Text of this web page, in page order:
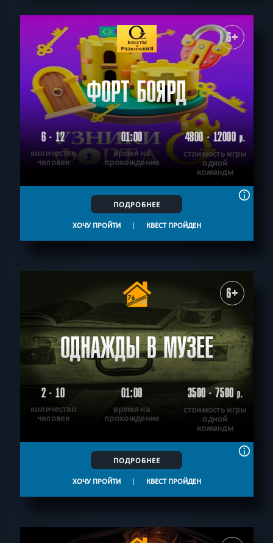
6+
ФОРТ БОЯРД
6 - 12
количество
человек
01:00
время на
прохождение
4800 - 12000р.
стоимость игры
одной
команды
ПОДРОБНЕЕ
ХОЧУ ПРОЙТИ | КВЕСТ ПРОЙДЕН
6+
ОДНАЖДЫ В МУЗЕЕ
2 - 10
количество
человек
01:00
время на
прохождение
3500 - 7500р.
стоимость игры
одной
команды
ПОДРОБНЕЕ
ХОЧУ ПРОЙТИ | КВЕСТ ПРОЙДЕН